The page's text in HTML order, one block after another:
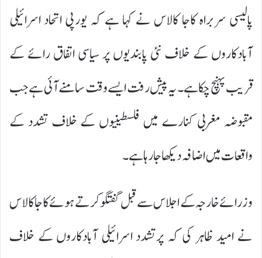
پالیسی سربراہ کاجا کالاس نے کہا ہے کہ یورپی اتحاد اسرائیلی
آبادکاروں کے خلاف نئی پابندیوں پر سیاسی اتفاق رائے کے
قریب پہنچ چکا ہے۔ یہ پیش رفت ایسے وقت سامنے آئی ہے جب
مقبوضہ مغربی کنارے میں فلسطینیوں کے خلاف تشدد کے
واقعات میں اضافہ دیکھا جا رہا ہے۔
وزرائے خارجہ کے اجلاس سے قبل گفتگو کرتے ہوئے کاجا کالاس
نے امید ظاہر کی کہ پرتشدد اسرائیلی آبادکاروں کے خلاف